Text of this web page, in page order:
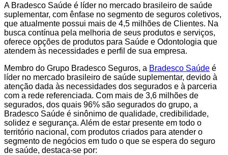
A Bradesco Saúde é líder no mercado brasileiro de saúde
suplementar, com ênfase no segmento de seguros coletivos,
que atualmente possui mais de 4,5 milhões de Clientes. Na
busca contínua pela melhoria de seus produtos e serviços,
oferece opções de produtos para Saúde e Odontologia que
atendem às necessidades e perfil de sua empresa.
Membro do Grupo Bradesco Seguros, a Bradesco Saúde é
líder no mercado brasileiro de saúde suplementar, devido à
atenção dada às necessidades dos segurados e à parceria
com a rede referenciada. Com mais de 3,6 milhões de
segurados, dos quais 96% são segurados do grupo, a
Bradesco Saúde é sinônimo de qualidade, credibilidade,
solidez e segurança. Além de estar presente em todo o
território nacional, com produtos criados para atender o
segmento de negócios em tudo o que se espera do seguro
de saúde, destaca-se por: